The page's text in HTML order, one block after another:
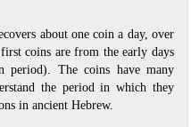
about one coin a day, over
coins are from the early days
period). The coins have many
the period in which they
in ancient Hebrew.